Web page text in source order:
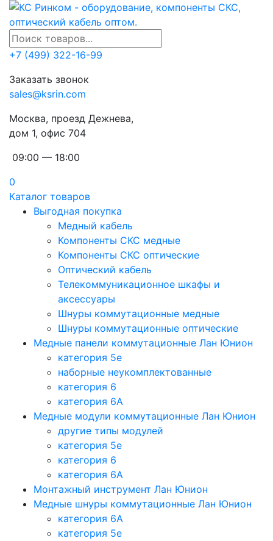
+7 (499) 322-16-99
Заказать звонок
sales@ksrin.com
Москва, проезд Дежнева,
дом 1, офис 704
09:00 — 18:00
0
Каталог товаров
Выгодная покупка
Медный кабель
Компоненты СКС медные
Компоненты СКС оптические
Оптический кабель
Телекоммуникационное шкафы и
аксессуары
Шнуры коммутационные медные
Шнуры коммутационные оптические
Медные панели коммутационные Лан Юнион
категория 5e
наборные неукомплектованные
категория 6
категория 6A
Медные модули коммутационные Лан Юнион
другие типы модулей
категория 5е
категория 6
категория 6A
Монтажный инструмент Лан Юнион
Медные шнуры коммутационные Лан Юнион
категория 6A
категория 5e